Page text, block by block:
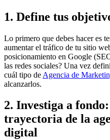
1. Define tus
Lo primero que debes hacer es
aumentar el tráfico de tu sitio
posicionamiento en Google
las redes sociales? Una vez
cuál tipo de Agencia de
alcanzarlos.
2. Investiga a
trayectoria de la
digital